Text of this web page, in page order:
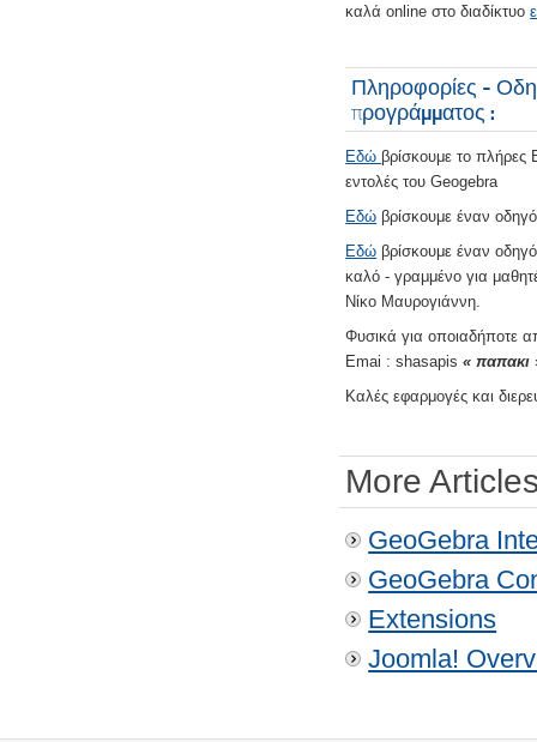
καλά online στο διαδίκτυο
Πληροφορίες -
προγράμματος :
Εδώ βρίσκουμε το πλήρες
εντολές του Geogebra
Εδώ βρίσκουμε έναν
Εδώ βρίσκουμε έναν
καλό - γραμμένο για
Νίκο Μαυρογιάννη.
Φυσικά για οποιαδήποτε
Emai : shasapis« παπακι
Καλές εφαρμογές και
More
GeoGebra
GeoGebra
Extensions
Joomla!